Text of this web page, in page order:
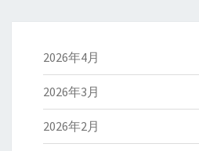
2026年4月
2026年3月
2026年2月